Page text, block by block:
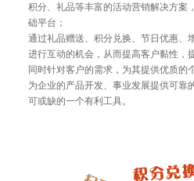
积分、礼品等丰富的活动营销解决方案
础平台；
通过礼品赠送、积分兑换、节日优惠、
进行互动的机会，从而提高客户黏性，
同时针对客户的需求，为其提供优质的
为企业的产品开发、事业发展提供可靠
可或缺的一个有利工具。